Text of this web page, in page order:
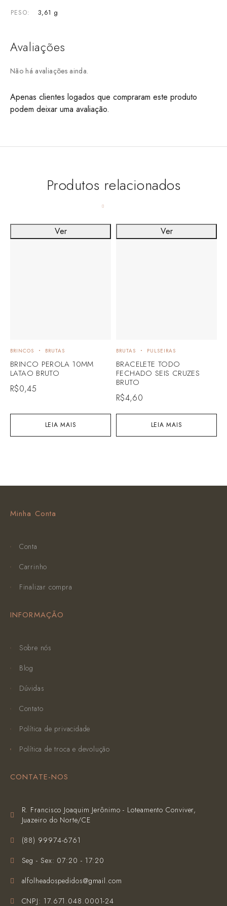
PESO 3,61 g
Avaliações
Não há avaliações ainda.
Apenas clientes logados que compraram este produto
podem deixar uma avaliação.
Produtos relacionados
LEIA MAIS
BRINCOS BRUTAS
BRINCO PEROLA 10MM
LATAO BRUTO
R$0,45
Ver
LEIA MAIS
BRUTAS PULSEIRAS
BRACELETE TODO
FECHADO SEIS CRUZES
BRUTO
R$4,60
Ver
Minha Conta
Conta
Carrinho
Finalizar compra
INFORMAÇÃO
Sobre nós
Blog
Dúvidas
Contato
Política de privacidade
Política de troca e devolução
CONTATE-NOS
R. Francisco Joaquim Jerônimo - Loteamento Conviver,
Juazeiro do Norte/CE
(‪88) 99974-6761‬
Seg - Sex: 07:20 - 17:20
alfolheadospedidos@gmail.com
CNPJ: 17.671.048.0001-24